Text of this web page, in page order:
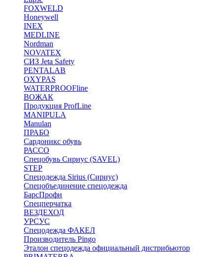
FOXWELD
Honeywell
INEX
MEDLINE
Nordman
NOVATEX
СИЗ Jeta Safety
PENTALAB
OXYPAS
WATERPROOFline
ВОЖАК
Продукция ProfLine
MANIPULA
Manulan
ПРАБО
Сардоникс обувь
РАССО
Спецобувь Сириус (SAVEL)
STEP
Спецодежда Sirius (Сириус)
Спецобъединение спецодежда
БарсПрофи
Спецперчатка
ВЕЗДЕХОД
УРСУС
Спецодежда ФАКЕЛ
Производитель Pingo
Эталон спецодежда официальный дистрибьютор